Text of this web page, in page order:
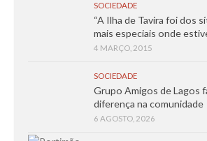
SOCIEDADE
“A Ilha de Tavira foi dos
mais especiais onde
4 MARÇO, 2015
SOCIEDADE
Grupo Amigos de Lagos
diferença na comunidade
6 AGOSTO, 2026